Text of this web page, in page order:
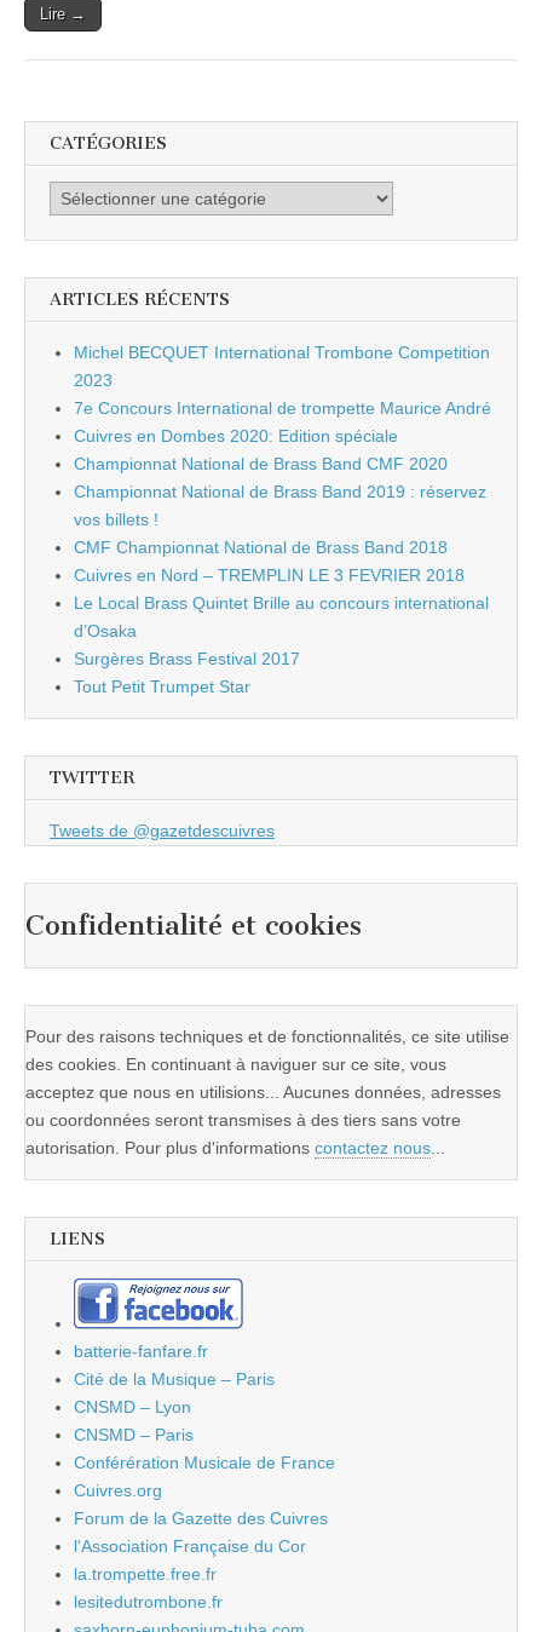
Lire →
CATÉGORIES
Catégories
ARTICLES RÉCENTS
Michel BECQUET International Trombone Competition
2023
7e Concours International de trompette Maurice André
Cuivres en Dombes 2020: Edition spéciale
Championnat National de Brass Band CMF 2020
Championnat National de Brass Band 2019 : réservez
vos billets !
CMF Championnat National de Brass Band 2018
Cuivres en Nord – TREMPLIN LE 3 FEVRIER 2018
Le Local Brass Quintet Brille au concours international
d’Osaka
Surgères Brass Festival 2017
Tout Petit Trumpet Star
TWITTER
Tweets de @gazetdescuivres
Confidentialité et cookies
Pour des raisons techniques et de fonctionnalités, ce site utilise
des cookies. En continuant à naviguer sur ce site, vous
acceptez que nous en utilisions... Aucunes données, adresses
ou coordonnées seront transmises à des tiers sans votre
autorisation. Pour plus d'informations contactez nous...
LIENS
batterie-fanfare.fr
Cité de la Musique – Paris
CNSMD – Lyon
CNSMD – Paris
Conférération Musicale de France
Cuivres.org
Forum de la Gazette des Cuivres
l'Association Française du Cor
la.trompette.free.fr
lesitedutrombone.fr